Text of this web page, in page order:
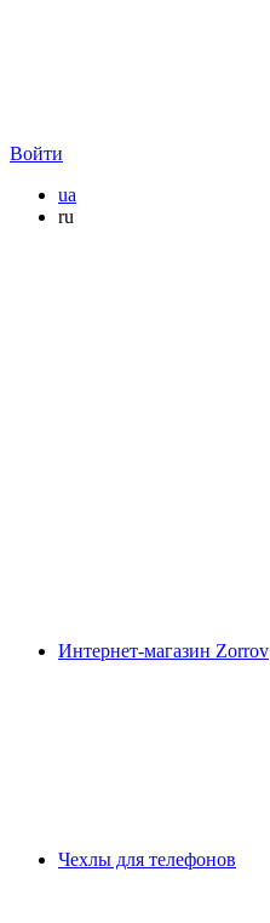
Войти
ua
ru
Интернет-магазин Zorrov
Чехлы для телефонов